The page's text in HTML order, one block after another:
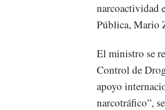
narcoactividad
Pública, Mario
El ministro se
Control de
apoyo
narcotráfico”,